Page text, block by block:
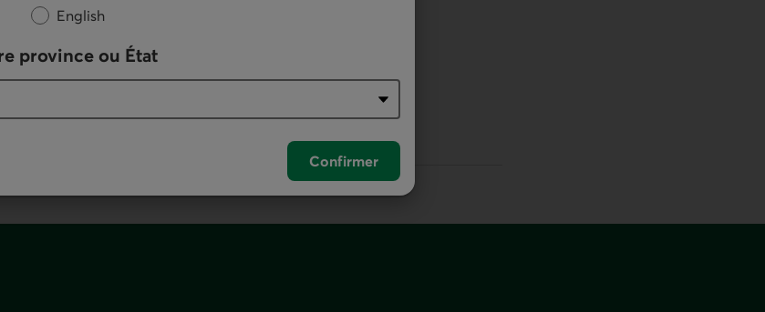
English
province ou État
Confirmer
de téléphonie par défaut.